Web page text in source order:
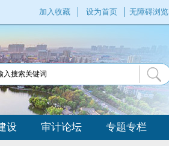
加入收藏 设为首页 无障碍浏览
设 审计论坛 专题专栏